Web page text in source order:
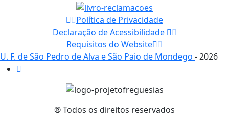
Política de Privacidade
Declaração de Acessibilidade
Requisitos do Website
U. F. de São Pedro de Alva e São Paio de Mondego - 2026
® Todos os direitos reservados